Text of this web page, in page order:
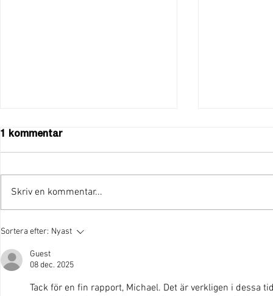
"Vi har kraften att fortsätta
1 kommentar
Skriv en kommentar...
Sortera efter: Nyast
Guest
08 dec. 2025
Tack för en fin rapport, Michael. Det är verkligen i dessa